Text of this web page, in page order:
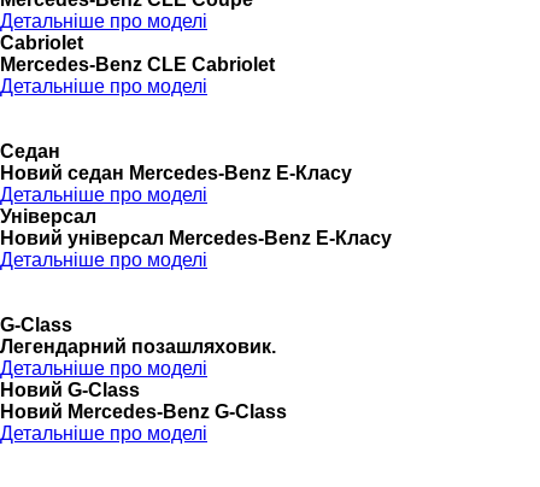
Детальніше про моделі
Cabriolet
Mercedes-Benz CLE Cabriolet
Детальніше про моделі
Седан
Новий седан Mercedes-Benz Е-Класу
Детальніше про моделі
Універсал
Новий універсал Mercedes-Benz E-Класу
Детальніше про моделі
G-Class
Легендарний позашляховик.
Детальніше про моделі
Новий G-Class
Новий Mercedes-Benz G-Class
Детальніше про моделі